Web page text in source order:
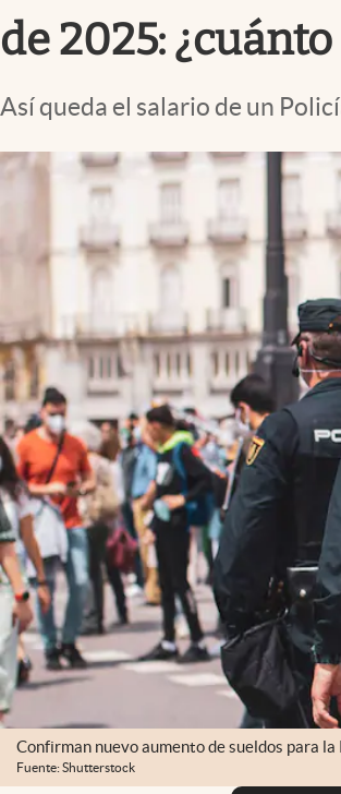
de 2025:
Así queda el salario de un
Confirman nuevo aumento de sueldos para
Fuente: Shutterstock